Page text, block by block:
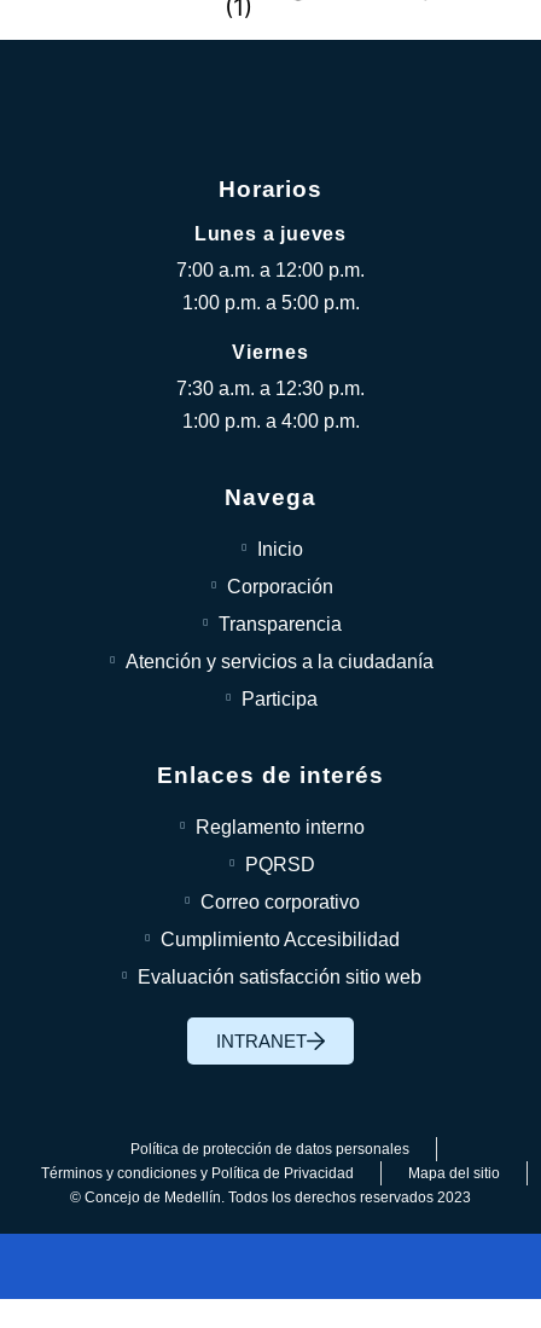
Horarios
Lunes a jueves
7:00 a.m. a 12:00 p.m.
1:00 p.m. a 5:00 p.m.
Viernes
7:30 a.m. a 12:30 p.m.
1:00 p.m. a 4:00 p.m.
Navega
Inicio
Corporación
Transparencia
Atención y servicios a la ciudadanía
Participa
Enlaces de interés
Reglamento interno
PQRSD
Correo corporativo
Cumplimiento Accesibilidad
Evaluación satisfacción sitio web
INTRANET
Política de protección de datos personales
Términos y condiciones y Política de Privacidad
Mapa del sitio
© Concejo de Medellín. Todos los derechos reservados 2023